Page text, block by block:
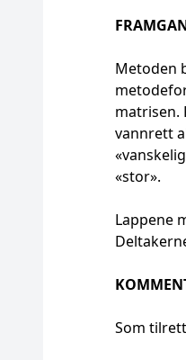
Metoden
matrisen.
vannrett
«stor».
Lappene
Som